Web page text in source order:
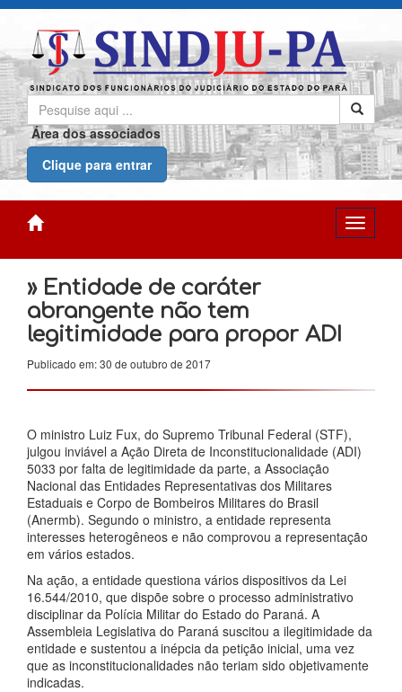
Área dos associados
Clique para entrar
» Entidade de caráter
abrangente não tem
legitimidade para propor ADI
Publicado em: 30 de outubro de 2017
O ministro Luiz Fux, do Supremo Tribunal Federal (STF),
julgou inviável a Ação Direta de Inconstitucionalidade (ADI)
5033 por falta de legitimidade da parte, a Associação
Nacional das Entidades Representativas dos Militares
Estaduais e Corpo de Bombeiros Militares do Brasil
(Anermb). Segundo o ministro, a entidade representa
interesses heterogêneos e não comprovou a representação
em vários estados.
Na ação, a entidade questiona vários dispositivos da Lei
16.544/2010, que dispõe sobre o processo administrativo
disciplinar da Polícia Militar do Estado do Paraná. A
Assembleia Legislativa do Paraná suscitou a ilegitimidade da
entidade e sustentou a inépcia da petição inicial, uma vez
que as inconstitucionalidades não teriam sido objetivamente
indicadas.